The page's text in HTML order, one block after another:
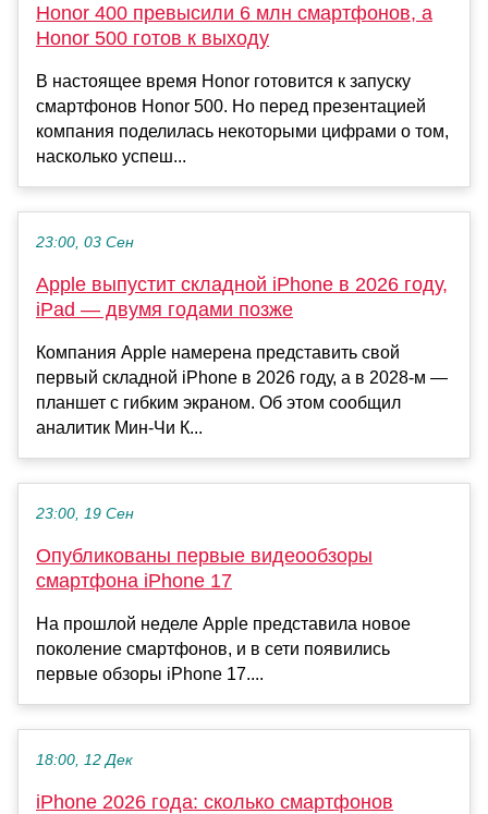
Honor 400 превысили 6 млн смартфонов, а
Honor 500 готов к выходу
В настоящее время Honor готовится к запуску
смартфонов Honor 500. Но перед презентацией
компания поделилась некоторыми цифрами о том,
насколько успеш...
23:00, 03 Сен
Apple выпустит складной iPhone в 2026 году,
iPad — двумя годами позже
Компания Apple намерена представить свой
первый складной iPhone в 2026 году, а в 2028-м —
планшет с гибким экраном. Об этом сообщил
аналитик Мин-Чи К...
23:00, 19 Сен
Опубликованы первые видеообзоры
смартфона iPhone 17
На прошлой неделе Apple представила новое
поколение смартфонов, и в сети появились
первые обзоры iPhone 17....
18:00, 12 Дек
iPhone 2026 года: сколько смартфонов